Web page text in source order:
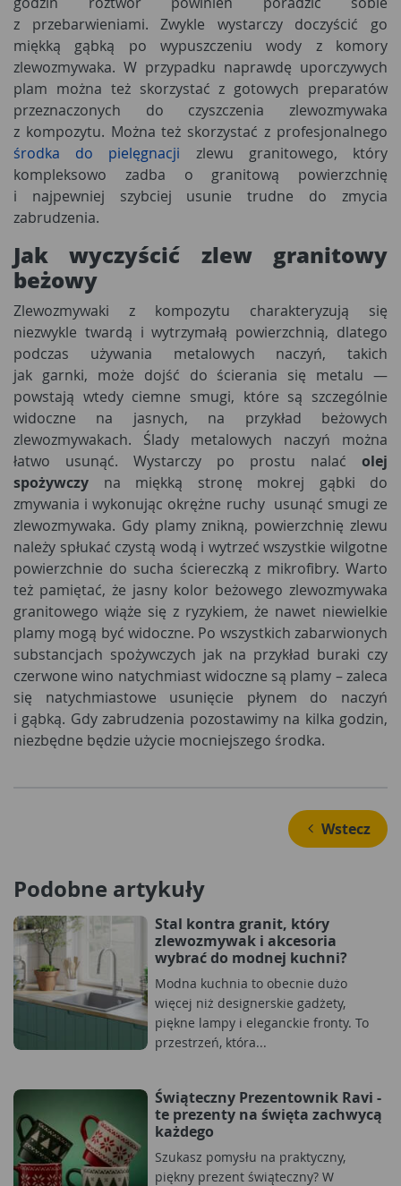
z przebarwieniami. Zwykle wystarczy doczyścić go
miękką gąbką po wypuszczeniu wody z komory
zlewozmywaka. W przypadku naprawdę uporczywych
plam można też skorzystać z gotowych preparatów
przeznaczonych do czyszczenia zlewozmywaka
z kompozytu. Można też skorzystać z profesjonalnego
środka do pielęgnacji zlewu granitowego, który
kompleksowo zadba o granitową powierzchnię
i najpewniej szybciej usunie trudne do zmycia
zabrudzenia.
Jak wyczyścić zlew granitowy
beżowy
Zlewozmywaki z kompozytu charakteryzują się
niezwykle twardą i wytrzymałą powierzchnią, dlatego
podczas używania metalowych naczyń, takich
jak garnki, może dojść do ścierania się metalu —
powstają wtedy ciemne smugi, które są szczególnie
widoczne na jasnych, na przykład beżowych
zlewozmywakach. Ślady metalowych naczyń można
łatwo usunąć. Wystarczy po prostu nalać olej
spożywczy na miękką stronę mokrej gąbki do
zmywania i wykonując okrężne ruchy usunąć smugi ze
zlewozmywaka. Gdy plamy znikną, powierzchnię zlewu
należy spłukać czystą wodą i wytrzeć wszystkie wilgotne
powierzchnie do sucha ściereczką z mikrofibry. Warto
też pamiętać, że jasny kolor beżowego zlewozmywaka
granitowego wiąże się z ryzykiem, że nawet niewielkie
plamy mogą być widoczne. Po wszystkich zabarwionych
substancjach spożywczych jak na przykład buraki czy
czerwone wino natychmiast widoczne są plamy – zaleca
się natychmiastowe usunięcie płynem do naczyń
i gąbką. Gdy zabrudzenia pozostawimy na kilka godzin,
niezbędne będzie użycie mocniejszego środka.
Wstecz
Podobne artykuły
Stal kontra granit, który
zlewozmywak i akcesoria
wybrać do modnej kuchni?
Modna kuchnia to obecnie dużo
więcej niż designerskie gadżety,
piękne lampy i eleganckie fronty. To
przestrzeń, która...
Świąteczny Prezentownik Ravi -
te prezenty na święta zachwycą
każdego
Szukasz pomysłu na praktyczny,
piękny prezent świąteczny? W